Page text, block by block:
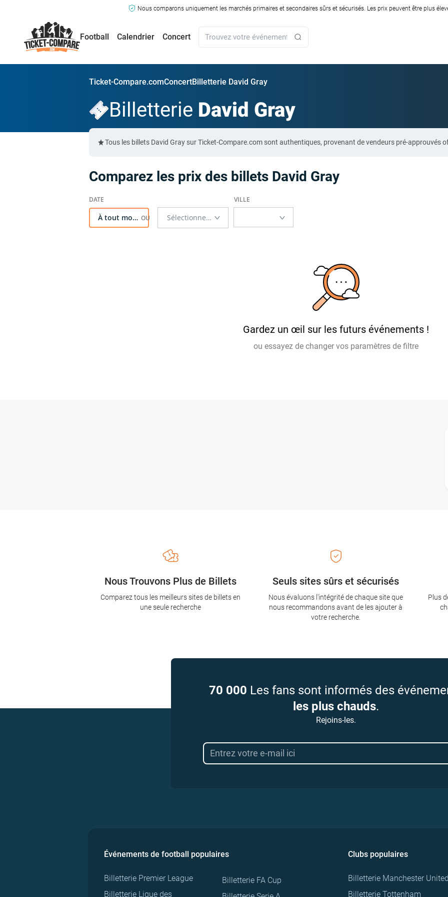
Nous comparons uniquement les marchés primaires et secondaires sûrs et sécurisés. Les prix peuvent être plus
Football Calendrier Concert
Ticket-Compare.comConcertBilletterie David Gray
Billetterie David Gray
Tous les billets David Gray sur Ticket-Compare.com sont authentiques, provenant de vendeurs pré-approuvés
Comparez les prix des billets David Gray
À tout moment
Gardez un œil sur les futurs événements !
ou essayez de changer vos paramètres de filtre
Seuls sites sûrs et sécurisés
Nous évaluons l'intégrité de chaque site que
nous recommandons avant de les ajouter à
votre recherche.
Nous Trouvons Plus de Billets
Comparez tous les meilleurs sites de billets en
une seule recherche
Plus
70 000 Les fans sont informés des
les plus chauds.
Rejoins-les.
Événements de football populaires
Billetterie Premier League
Billetterie Ligue des
Billetterie FA Cup
Clubs populaires
Billetterie Manchester United
Billetterie Tottenham